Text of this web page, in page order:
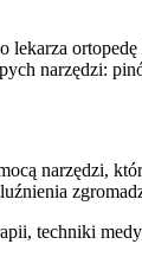
narzędzi:
narzędzi,
techniki